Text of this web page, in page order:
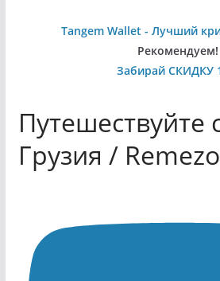
Tangem Wallet - Лучший
Рекомендуем!
Забирай СКИДКУ
Путешествуйте
Грузия /